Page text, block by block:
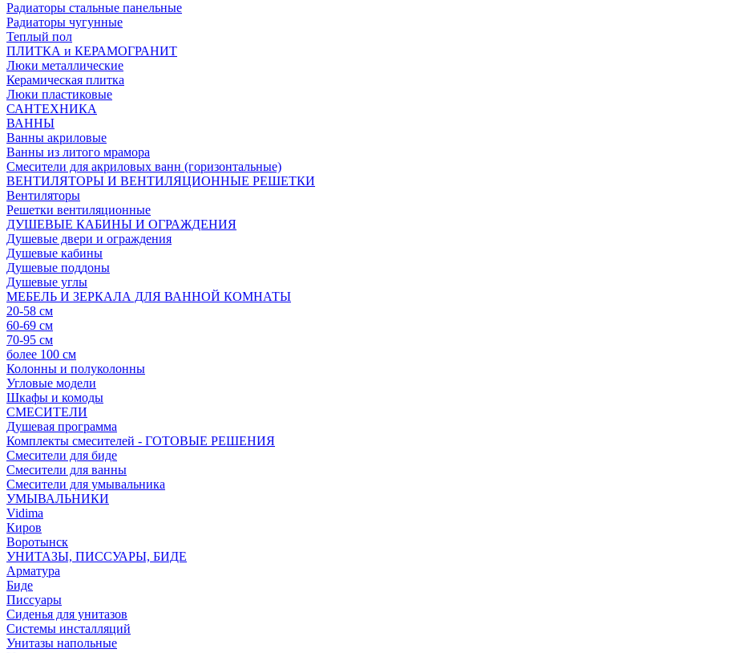
Радиаторы стальные панельные
Радиаторы чугунные
Теплый пол
ПЛИТКА и КЕРАМОГРАНИТ
Люки металлические
Керамическая плитка
Люки пластиковые
САНТЕХНИКА
ВАННЫ
Ванны акриловые
Ванны из литого мрамора
Смесители для акриловых ванн (горизонтальные)
ВЕНТИЛЯТОРЫ И ВЕНТИЛЯЦИОННЫЕ РЕШЕТКИ
Вентиляторы
Решетки вентиляционные
ДУШЕВЫЕ КАБИНЫ И ОГРАЖДЕНИЯ
Душевые двери и ограждения
Душевые кабины
Душевые поддоны
Душевые углы
МЕБЕЛЬ И ЗЕРКАЛА ДЛЯ ВАННОЙ КОМНАТЫ
20-58 см
60-69 см
70-95 см
более 100 см
Колонны и полуколонны
Угловые модели
Шкафы и комоды
СМЕСИТЕЛИ
Душевая программа
Комплекты смесителей - ГОТОВЫЕ РЕШЕНИЯ
Смесители для биде
Смесители для ванны
Смесители для умывальника
УМЫВАЛЬНИКИ
Vidima
Киров
Воротынск
УНИТАЗЫ, ПИССУАРЫ, БИДЕ
Арматура
Биде
Писсуары
Сиденья для унитазов
Системы инсталляций
Унитазы напольные